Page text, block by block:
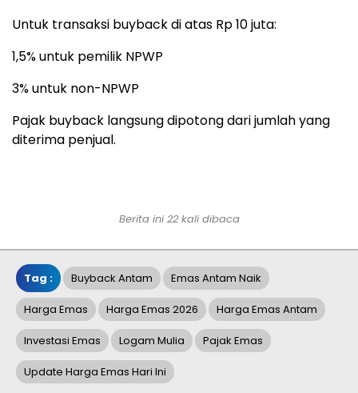
Untuk transaksi buyback di atas Rp 10 juta:
1,5% untuk pemilik NPWP
3% untuk non-NPWP
Pajak buyback langsung dipotong dari jumlah yang
diterima penjual.
Berita ini 22 kali dibaca
Tag : Buyback Antam Emas Antam Naik
Harga Emas Harga Emas 2026 Harga Emas Antam
Investasi Emas Logam Mulia Pajak Emas
Update Harga Emas Hari Ini